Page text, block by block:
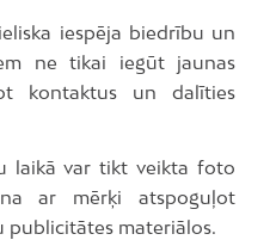
iespēja biedrību un
ne tikai iegūt jaunas
kontaktus un dalīties
laikā var tikt veikta foto
ar mērķi atspoguļot
publicitātes materiālos.